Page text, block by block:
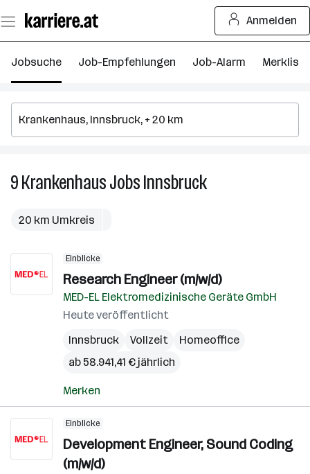
Seiteninhalt
springen
Anmelden
Jobsuche Job-Empfehlungen Job-Alarm Merkliste
9KrankenhausJobsInnsbruck9
20 km Umkreis
Einblicke
Research Engineer (m/w/d)
MED-EL Elektromedizinische Geräte GmbH
Heute veröffentlicht
Innsbruck
Vollzeit
Homeoffice
ab 58.941,41 € jährlich
Merken
Einblicke
Development Engineer, Sound Coding
(m/w/d)